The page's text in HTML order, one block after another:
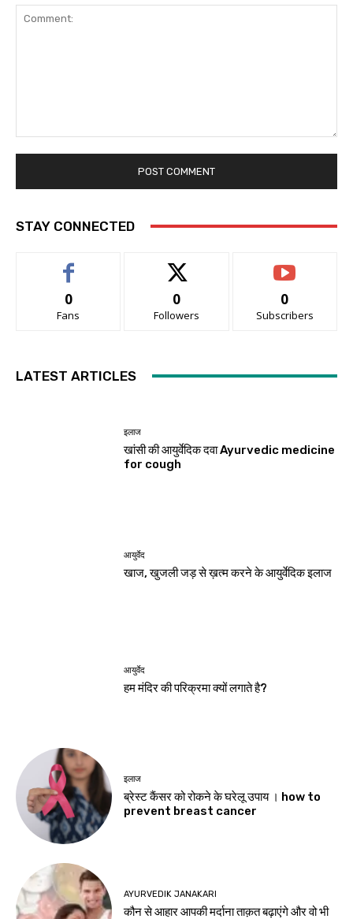
STAY CONNECTED
0
Fans
0
Followers
0
Subscribers
LATEST ARTICLES
इलाज
खांसी की आयुर्वेदिक दवा Ayurvedic medicine
for cough
आयुर्वेद
खाज, खुजली जड़ से ख़त्म करने के आयुर्वेदिक इलाज
आयुर्वेद
हम मंदिर की परिक्रमा क्यों लगाते है?
इलाज
ब्रेस्ट कैंसर को रोकने के घरेलू उपाय । how to
prevent breast cancer
AYURVEDIK JANAKARI
कौन से आहार आपकी मर्दाना ताक़त बढ़ाएंगे और वो भी